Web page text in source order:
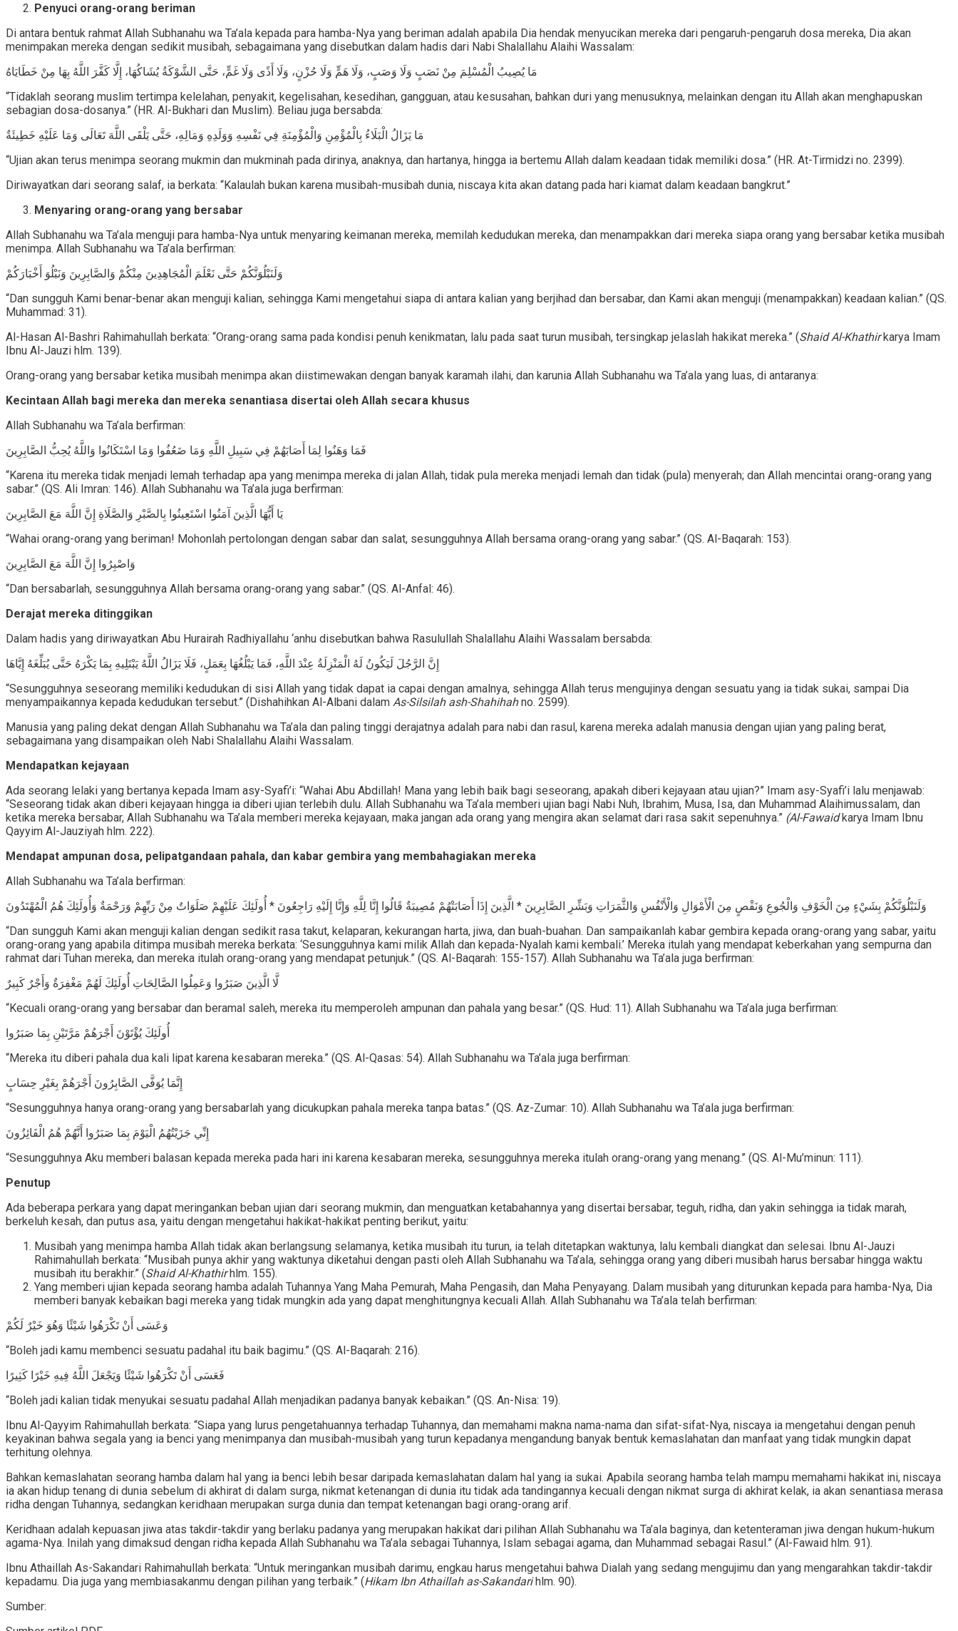
Penyuci orang-orang beriman
Di antara bentuk rahmat Allah Subhanahu wa Ta’ala kepada para hamba-Nya yang beriman adalah apabila Dia hendak menyucikan mereka dari pengaruh-pengaruh dosa mereka, Dia akan
menimpakan mereka dengan sedikit musibah, sebagaimana yang disebutkan dalam hadis dari Nabi Shalallahu Alaihi Wassalam:
مَا يُصِيبُ الْمُسْلِمَ مِنْ نَصَبٍ وَلَا وَصَبٍ، وَلَا هَمٍّ وَلَا حُزْنٍ، وَلَا أَذًى وَلَا غَمٍّ، حَتَّى الشَّوْكَةُ يُشَاكُهَا، إِلَّا كَفَّرَ اللَّهُ بِهَا مِنْ خَطَايَاهُ
“Tidaklah seorang muslim tertimpa kelelahan, penyakit, kegelisahan, kesedihan, gangguan, atau kesusahan, bahkan duri yang menusuknya, melainkan dengan itu Allah akan menghapuskan
sebagian dosa-dosanya.” (HR. Al-Bukhari dan Muslim). Beliau juga bersabda:
مَا يَزَالُ الْبَلَاءُ بِالْمُؤْمِنِ وَالْمُؤْمِنَةِ فِي نَفْسِهِ وَوَلَدِهِ وَمَالِهِ، حَتَّى يَلْقَى اللَّهَ تَعَالَى وَمَا عَلَيْهِ خَطِيئَةٌ
“Ujian akan terus menimpa seorang mukmin dan mukminah pada dirinya, anaknya, dan hartanya, hingga ia bertemu Allah dalam keadaan tidak memiliki dosa.” (HR. At-Tirmidzi no. 2399).
Diriwayatkan dari seorang salaf, ia berkata: “Kalaulah bukan karena musibah-musibah dunia, niscaya kita akan datang pada hari kiamat dalam keadaan bangkrut.”
Menyaring orang-orang yang bersabar
Allah Subhanahu wa Ta’ala menguji para hamba-Nya untuk menyaring keimanan mereka, memilah kedudukan mereka, dan menampakkan dari mereka siapa orang yang bersabar ketika musibah
menimpa. Allah Subhanahu wa Ta’ala berfirman:
وَلَنَبْلُوَنَّكُمْ حَتَّى نَعْلَمَ الْمُجَاهِدِينَ مِنْكُمْ وَالصَّابِرِينَ وَنَبْلُوَ أَخْبَارَكُمْ
“Dan sungguh Kami benar-benar akan menguji kalian, sehingga Kami mengetahui siapa di antara kalian yang berjihad dan bersabar, dan Kami akan menguji (menampakkan) keadaan kalian.” (QS.
Muhammad: 31).
Al-Hasan Al-Bashri Rahimahullah berkata: “Orang-orang sama pada kondisi penuh kenikmatan, lalu pada saat turun musibah, tersingkap jelaslah hakikat mereka.” (Shaid Al-Khathirkarya Imam
Ibnu Al-Jauzi hlm. 139).
Orang-orang yang bersabar ketika musibah menimpa akan diistimewakan dengan banyak karamah ilahi, dan karunia Allah Subhanahu wa Ta’ala yang luas, di antaranya:
Kecintaan Allah bagi mereka dan mereka senantiasa disertai oleh Allah secara khusus
Allah Subhanahu wa Ta’ala berfirman:
فَمَا وَهَنُوا لِمَا أَصَابَهُمْ فِي سَبِيلِ اللَّهِ وَمَا ضَعُفُوا وَمَا اسْتَكَانُوا وَاللَّهُ يُحِبُّ الصَّابِرِينَ
“Karena itu mereka tidak menjadi lemah terhadap apa yang menimpa mereka di jalan Allah, tidak pula mereka menjadi lemah dan tidak (pula) menyerah; dan Allah mencintai orang-orang yang
sabar.” (QS. Ali Imran: 146). Allah Subhanahu wa Ta’ala juga berfirman:
يَا أَيُّهَا الَّذِينَ آمَنُوا اسْتَعِينُوا بِالصَّبْرِ وَالصَّلَاةِ إِنَّ اللَّهَ مَعَ الصَّابِرِينَ
“Wahai orang-orang yang beriman! Mohonlah pertolongan dengan sabar dan salat, sesungguhnya Allah bersama orang-orang yang sabar.” (QS. Al-Baqarah: 153).
وَاصْبِرُوا إِنَّ اللَّهَ مَعَ الصَّابِرِينَ
“Dan bersabarlah, sesungguhnya Allah bersama orang-orang yang sabar.” (QS. Al-Anfal: 46).
Derajat mereka ditinggikan
Dalam hadis yang diriwayatkan Abu Hurairah Radhiyallahu ‘anhu disebutkan bahwa Rasulullah Shalallahu Alaihi Wassalam bersabda:
إِنَّ الرَّجُلَ لَيَكُونُ لَهُ الْمَنْزِلَةُ عِنْدَ اللَّهِ، فَمَا يَبْلُغُهَا بِعَمَلٍ، فَلَا يَزَالُ اللَّهُ يَبْتَلِيهِ بِمَا يَكْرَهُ حَتَّى يُبَلِّغَهُ إِيَّاهَا
“Sesungguhnya seseorang memiliki kedudukan di sisi Allah yang tidak dapat ia capai dengan amalnya, sehingga Allah terus mengujinya dengan sesuatu yang ia tidak sukai, sampai Dia
menyampaikannya kepada kedudukan tersebut.” (Dishahihkan Al-Albani dalam As-Silsilah ash-Shahihahno. 2599).
Manusia yang paling dekat dengan Allah Subhanahu wa Ta’ala dan paling tinggi derajatnya adalah para nabi dan rasul, karena mereka adalah manusia dengan ujian yang paling berat,
sebagaimana yang disampaikan oleh Nabi Shalallahu Alaihi Wassalam.
Mendapatkan kejayaan
Ada seorang lelaki yang bertanya kepada Imam asy-Syafi’i: “Wahai Abu Abdillah! Mana yang lebih baik bagi seseorang, apakah diberi kejayaan atau ujian?” Imam asy-Syafi’i lalu menjawab:
“Seseorang tidak akan diberi kejayaan hingga ia diberi ujian terlebih dulu. Allah Subhanahu wa Ta’ala memberi ujian bagi Nabi Nuh, Ibrahim, Musa, Isa, dan Muhammad Alaihimussalam, dan
ketika mereka bersabar, Allah Subhanahu wa Ta’ala memberi mereka kejayaan, maka jangan ada orang yang mengira akan selamat dari rasa sakit sepenuhnya.” (Al-Fawaidkarya Imam Ibnu
Qayyim Al-Jauziyah hlm. 222).
Mendapat ampunan dosa, pelipatgandaan pahala, dan kabar gembira yang membahagiakan mereka
Allah Subhanahu wa Ta’ala berfirman:
وَلَنَبْلُوَنَّكُمْ بِشَيْءٍ مِنَ الْخَوْفِ وَالْجُوعِ وَنَقْصٍ مِنَ الْأَمْوَالِ وَالْأَنْفُسِ وَالثَّمَرَاتِ وَبَشِّرِ الصَّابِرِينَ * الَّذِينَ إِذَا أَصَابَتْهُمْ مُصِيبَةٌ قَالُوا إِنَّا لِلَّهِ وَإِنَّا إِلَيْهِ رَاجِعُونَ * أُولَئِكَ عَلَيْهِمْ صَلَوَاتٌ مِنْ رَبِّهِمْ وَرَحْمَةٌ وَأُولَئِكَ هُمُ الْمُهْتَدُونَ
“Dan sungguh Kami akan menguji kalian dengan sedikit rasa takut, kelaparan, kekurangan harta, jiwa, dan buah-buahan. Dan sampaikanlah kabar gembira kepada orang-orang yang sabar, yaitu
orang-orang yang apabila ditimpa musibah mereka berkata: ‘Sesungguhnya kami milik Allah dan kepada-Nyalah kami kembali.’ Mereka itulah yang mendapat keberkahan yang sempurna dan
rahmat dari Tuhan mereka, dan mereka itulah orang-orang yang mendapat petunjuk.” (QS. Al-Baqarah: 155-157). Allah Subhanahu wa Ta’ala juga berfirman:
لَّا الَّذِينَ صَبَرُوا وَعَمِلُوا الصَّالِحَاتِ أُولَئِكَ لَهُمْ مَغْفِرَةٌ وَأَجْرٌ كَبِيرٌ
“Kecuali orang-orang yang bersabar dan beramal saleh, mereka itu memperoleh ampunan dan pahala yang besar.” (QS. Hud: 11). Allah Subhanahu wa Ta’ala juga berfirman:
أُولَئِكَ يُؤْتَوْنَ أَجْرَهُمْ مَرَّتَيْنِ بِمَا صَبَرُوا
“Mereka itu diberi pahala dua kali lipat karena kesabaran mereka.” (QS. Al-Qasas: 54). Allah Subhanahu wa Ta’ala juga berfirman:
إِنَّمَا يُوَفَّى الصَّابِرُونَ أَجْرَهُمْ بِغَيْرِ حِسَابٍ
“Sesungguhnya hanya orang-orang yang bersabarlah yang dicukupkan pahala mereka tanpa batas.” (QS. Az-Zumar: 10). Allah Subhanahu wa Ta’ala juga berfirman:
إِنِّي جَزَيْتُهُمُ الْيَوْمَ بِمَا صَبَرُوا أَنَّهُمْ هُمُ الْفَائِزُونَ
“Sesungguhnya Aku memberi balasan kepada mereka pada hari ini karena kesabaran mereka, sesungguhnya mereka itulah orang-orang yang menang.” (QS. Al-Mu’minun: 111).
Penutup
Ada beberapa perkara yang dapat meringankan beban ujian dari seorang mukmin, dan menguatkan ketabahannya yang disertai bersabar, teguh, ridha, dan yakin sehingga ia tidak marah,
berkeluh kesah, dan putus asa, yaitu dengan mengetahui hakikat-hakikat penting berikut, yaitu:
Musibah yang menimpa hamba Allah tidak akan berlangsung selamanya, ketika musibah itu turun, ia telah ditetapkan waktunya, lalu kembali diangkat dan selesai. Ibnu Al-Jauzi
Rahimahullah berkata: “Musibah punya akhir yang waktunya diketahui dengan pasti oleh Allah Subhanahu wa Ta’ala, sehingga orang yang diberi musibah harus bersabar hingga waktu
musibah itu berakhir.” (Shaid Al-Khathirhlm. 155).
Yang memberi ujian kepada seorang hamba adalah Tuhannya Yang Maha Pemurah, Maha Pengasih, dan Maha Penyayang. Dalam musibah yang diturunkan kepada para hamba-Nya, Dia
memberi banyak kebaikan bagi mereka yang tidak mungkin ada yang dapat menghitungnya kecuali Allah. Allah Subhanahu wa Ta’ala telah berfirman:
وَعَسَى أَنْ تَكْرَهُوا شَيْئًا وَهُوَ خَيْرٌ لَكُمْ
“Boleh jadi kamu membenci sesuatu padahal itu baik bagimu.” (QS. Al-Baqarah: 216).
فَعَسَى أَنْ تَكْرَهُوا شَيْئًا وَيَجْعَلَ اللَّهُ فِيهِ خَيْرًا كَثِيرًا
“Boleh jadi kalian tidak menyukai sesuatu padahal Allah menjadikan padanya banyak kebaikan.” (QS. An-Nisa: 19).
Ibnu Al-Qayyim Rahimahullah berkata: “Siapa yang lurus pengetahuannya terhadap Tuhannya, dan memahami makna nama-nama dan sifat-sifat-Nya, niscaya ia mengetahui dengan penuh
keyakinan bahwa segala yang ia benci yang menimpanya dan musibah-musibah yang turun kepadanya mengandung banyak bentuk kemaslahatan dan manfaat yang tidak mungkin dapat
terhitung olehnya.
Bahkan kemaslahatan seorang hamba dalam hal yang ia benci lebih besar daripada kemaslahatan dalam hal yang ia sukai. Apabila seorang hamba telah mampu memahami hakikat ini, niscaya
ia akan hidup tenang di dunia sebelum di akhirat di dalam surga, nikmat ketenangan di dunia itu tidak ada tandingannya kecuali dengan nikmat surga di akhirat kelak, ia akan senantiasa merasa
ridha dengan Tuhannya, sedangkan keridhaan merupakan surga dunia dan tempat ketenangan bagi orang-orang arif.
Keridhaan adalah kepuasan jiwa atas takdir-takdir yang berlaku padanya yang merupakan hakikat dari pilihan Allah Subhanahu wa Ta’ala baginya, dan ketenteraman jiwa dengan hukum-hukum
agama-Nya. Inilah yang dimaksud dengan ridha kepada Allah Subhanahu wa Ta’ala sebagai Tuhannya, Islam sebagai agama, dan Muhammad sebagai Rasul.” (Al-Fawaid hlm. 91).
Ibnu Athaillah As-Sakandari Rahimahullah berkata: “Untuk meringankan musibah darimu, engkau harus mengetahui bahwa Dialah yang sedang mengujimu dan yang mengarahkan takdir-takdir
kepadamu. Dia juga yang membiasakanmu dengan pilihan yang terbaik.” (Hikam Ibn Athaillah as-Sakandarihlm. 90).
Sumber: